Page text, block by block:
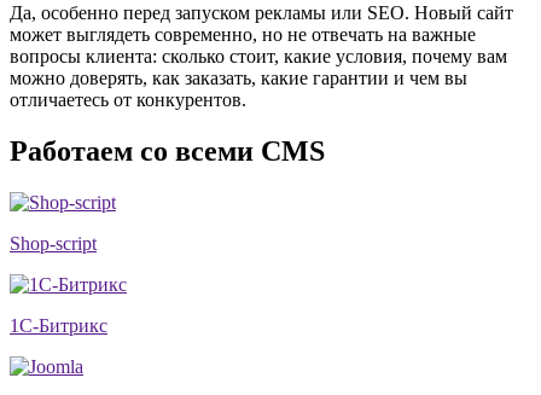
Да, особенно перед запуском рекламы или SEO. Новый сайт
может выглядеть современно, но не отвечать на важные
вопросы клиента: сколько стоит, какие условия, почему вам
можно доверять, как заказать, какие гарантии и чем вы
отличаетесь от конкурентов.
Работаем со всеми CMS
Shop-script
1С-Битрикс